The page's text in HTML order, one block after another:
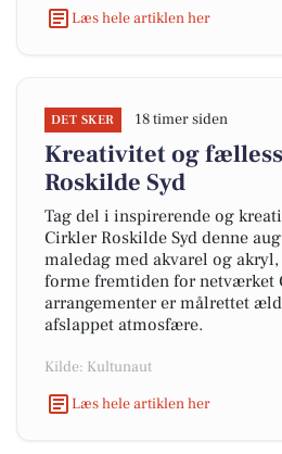
Læs hele artiklen her
DET SKER 18 timer siden
Kreativitet og
Roskilde Syd
Tag del i inspirerende og
Cirkler Roskilde Syd denne
maledag med akvarel og
forme fremtiden for netværket
arrangementer er målrettet
afslappet atmosfære.
Kilde: Kultunaut
Læs hele artiklen her